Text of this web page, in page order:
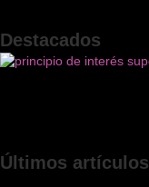
Destacados
Últimos artículos